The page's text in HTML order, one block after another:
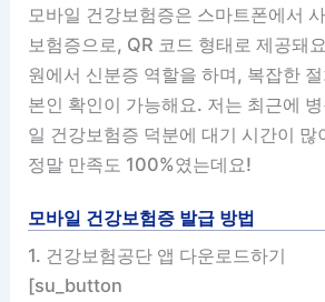
모바일 건강보험증은 스마트폰에서
보험증으로, QR 코드 형태로 제공돼
원에서 신분증 역할을 하며, 복잡한
본인 확인이 가능해요. 저는 최근에
일 건강보험증 덕분에 대기 시간이 많
정말 만족도 100%였는데요!
모바일 건강보험증 발급 방법
1. 건강보험공단 앱 다운로드하기
[su_button